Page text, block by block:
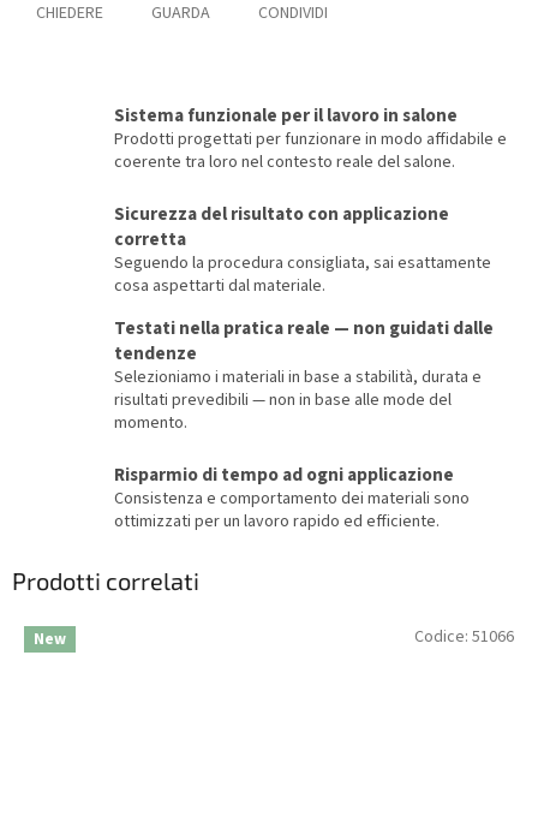
CHIEDERE GUARDA CONDIVIDI
Sistema funzionale per il lavoro in salone
Prodotti progettati per funzionare in modo affidabile e
coerente tra loro nel contesto reale del salone.
Sicurezza del risultato con applicazione
corretta
Seguendo la procedura consigliata, sai esattamente
cosa aspettarti dal materiale.
Testati nella pratica reale — non guidati dalle
tendenze
Selezioniamo i materiali in base a stabilità, durata e
risultati prevedibili — non in base alle mode del
momento.
Risparmio di tempo ad ogni applicazione
Consistenza e comportamento dei materiali sono
ottimizzati per un lavoro rapido ed efficiente.
Prodotti correlati
New Codice: 51066